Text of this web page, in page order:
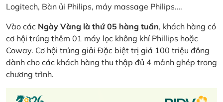
Logitech, Bàn ủi Philips, máy massage Philips….
Vào các Ngày Vàng là thứ 05 hàng tuần, khách hàng có
cơ hội trúng thêm 01 máy lọc không khí Phillips hoặc
Coway. Cơ hội trúng giải Đặc biệt trị giá 100 triệu đồng
dành cho các khách hàng thu thập đủ 4 mảnh ghép trong
chương trình.